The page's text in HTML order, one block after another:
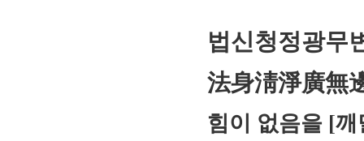
법신청정광무
法身淸淨
힘이 없음을 [